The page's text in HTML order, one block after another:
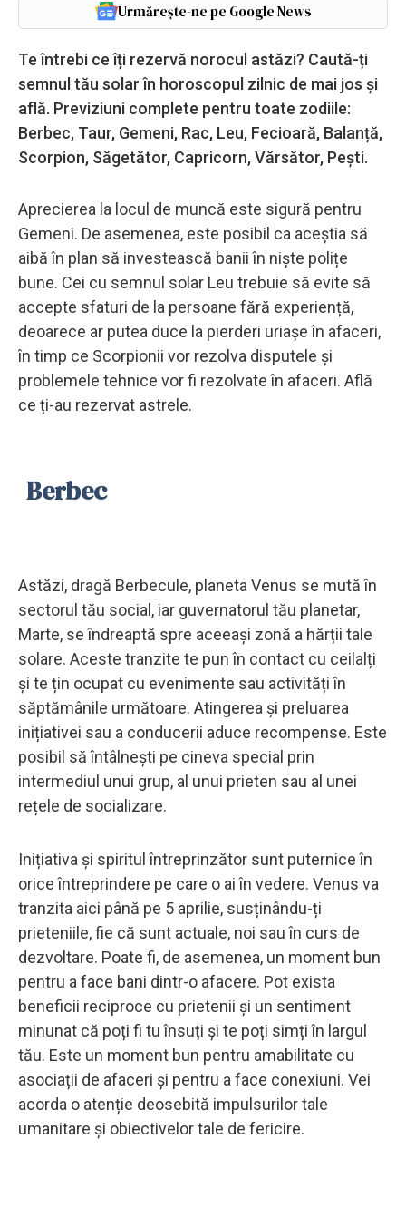
Urmărește-ne pe Google News
Te întrebi ce îți rezervă norocul astăzi? Caută-ți
semnul tău solar în horoscopul zilnic de mai jos și
află. Previziuni complete pentru toate zodiile:
Berbec, Taur, Gemeni, Rac, Leu, Fecioară, Balanță,
Scorpion, Săgetător, Capricorn, Vărsător, Pești.
Aprecierea la locul de muncă este sigură pentru
Gemeni. De asemenea, este posibil ca aceștia să
aibă în plan să investească banii în niște polițe
bune. Cei cu semnul solar Leu trebuie să evite să
accepte sfaturi de la persoane fără experiență,
deoarece ar putea duce la pierderi uriașe în afaceri,
în timp ce Scorpionii vor rezolva disputele și
problemele tehnice vor fi rezolvate în afaceri. Află
ce ți-au rezervat astrele.
Berbec
Astăzi, dragă Berbecule, planeta Venus se mută în
sectorul tău social, iar guvernatorul tău planetar,
Marte, se îndreaptă spre aceeași zonă a hărții tale
solare. Aceste tranzite te pun în contact cu ceilalți
și te țin ocupat cu evenimente sau activități în
săptămânile următoare. Atingerea și preluarea
inițiativei sau a conducerii aduce recompense. Este
posibil să întâlnești pe cineva special prin
intermediul unui grup, al unui prieten sau al unei
rețele de socializare.
Inițiativa și spiritul întreprinzător sunt puternice în
orice întreprindere pe care o ai în vedere. Venus va
tranzita aici până pe 5 aprilie, susținându-ți
prieteniile, fie că sunt actuale, noi sau în curs de
dezvoltare. Poate fi, de asemenea, un moment bun
pentru a face bani dintr-o afacere. Pot exista
beneficii reciproce cu prietenii și un sentiment
minunat că poți fi tu însuți și te poți simți în largul
tău. Este un moment bun pentru amabilitate cu
asociații de afaceri și pentru a face conexiuni. Vei
acorda o atenție deosebită impulsurilor tale
umanitare și obiectivelor tale de fericire.